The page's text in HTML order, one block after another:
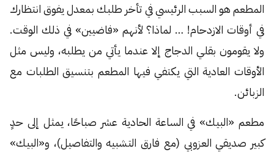
المطعم هو السبب الرئيسي في تأخر طلبك بمعدل يفوق انتظارك
في أوقات الازدحام! … لماذا؟ لأنهم «فاضيين» في ذلك الوقت.
ولا يقومون بقلي الدجاج إلا عندما يأتي من يطلبه، وليس مثل
الأوقات العادية التي يكتفي فيها المطعم بتنسيق الطلبات مع
الزبائن.
مطعم «البيك» في الساعة الحادية عشر صباحًا، يمثل إلى حدٍ
كبير صديقي العزوبي (مع فارق التشبيه والتفاصيل)، و«البيك»